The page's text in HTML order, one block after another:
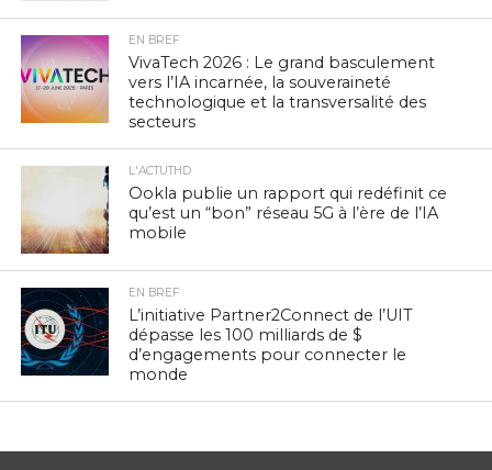
EN BREF
VivaTech 2026 : Le grand basculement
vers l’IA incarnée, la souveraineté
technologique et la transversalité des
secteurs
L'ACTUTHD
Ookla publie un rapport qui redéfinit ce
qu’est un “bon” réseau 5G à l’ère de l’IA
mobile
EN BREF
L’initiative Partner2Connect de l’UIT
dépasse les 100 milliards de $
d’engagements pour connecter le
monde